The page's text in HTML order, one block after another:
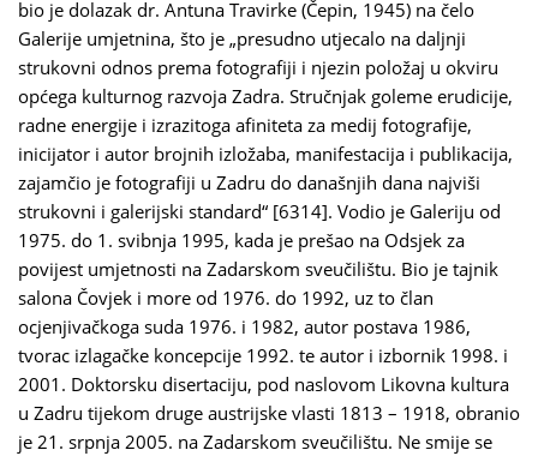
bio je dolazak dr. Antuna Travirke (Čepin, 1945) na čelo
Galerije umjetnina, što je „presudno utjecalo na daljnji
strukovni odnos prema fotografiji i njezin položaj u okviru
općega kulturnog razvoja Zadra. Stručnjak goleme erudicije,
radne energije i izrazitoga afiniteta za medij fotografije,
inicijator i autor brojnih izložaba, manifestacija i publikacija,
zajamčio je fotografiji u Zadru do današnjih dana najviši
strukovni i galerijski standard“ [6314]. Vodio je Galeriju od
1975. do 1. svibnja 1995, kada je prešao na Odsjek za
povijest umjetnosti na Zadarskom sveučilištu. Bio je tajnik
salona Čovjek i more od 1976. do 1992, uz to član
ocjenjivačkoga suda 1976. i 1982, autor postava 1986,
tvorac izlagačke koncepcije 1992. te autor i izbornik 1998. i
2001. Doktorsku disertaciju, pod naslovom Likovna kultura
u Zadru tijekom druge austrijske vlasti 1813 – 1918, obranio
je 21. srpnja 2005. na Zadarskom sveučilištu. Ne smije se